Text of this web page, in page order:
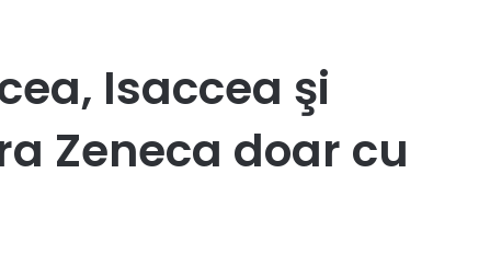
Isaccea şi
Zeneca doar cu